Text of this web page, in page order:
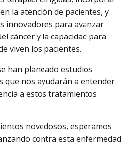
la atención de pacientes, y
innovadores para avanzar
cáncer y la capacidad para
viven los pacientes.
han planeado estudios
que nos ayudarán a entender
a estos tratamientos
novedosos, esperamos
contra esta enfermedad